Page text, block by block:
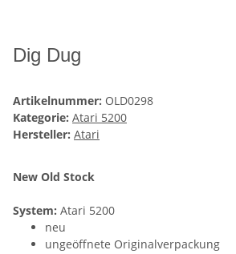
Dig Dug
Artikelnummer: OLD0298
Kategorie: Atari 5200
Hersteller: Atari
New Old Stock
System: Atari 5200
neu
ungeöffnete Originalverpackung